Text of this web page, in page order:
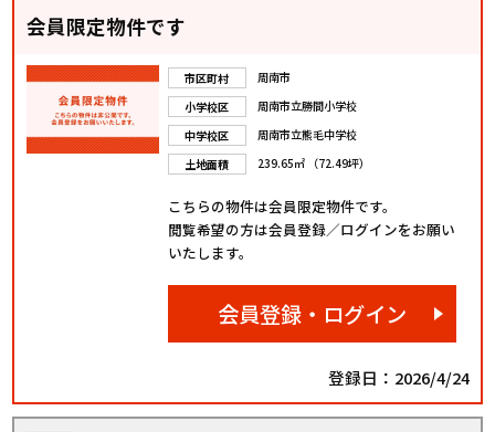
会員限定物件です
市区町村
周南市
小学校区
周南市立勝間小学校
中学校区
周南市立熊毛中学校
土地面積
239.65㎡ （72.49坪）
こちらの物件は会員限定物件です。
閲覧希望の方は会員登録／ログインをお願い
いたします。
会員登録・ログイン
登録日：2026/4/24